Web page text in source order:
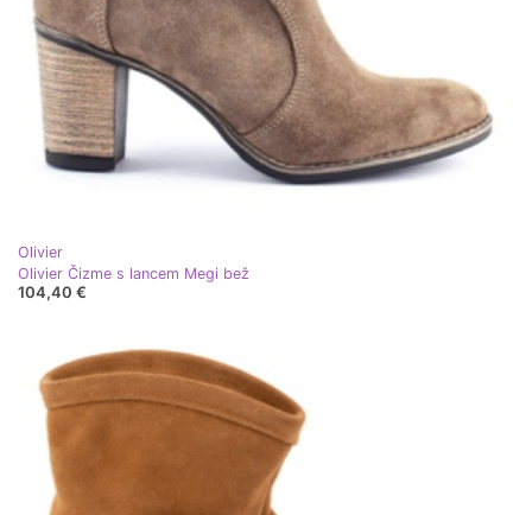
Olivier
Olivier Čizme s lancem Megi bež
104,40 €